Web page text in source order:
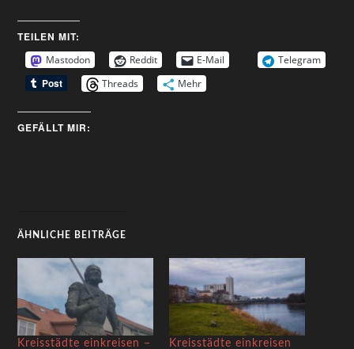
TEILEN MIT:
Mastodon Reddit E-Mail
Telegram
Threads
Mehr
GEFÄLLT MIR:
ÄHNLICHE BEITRÄGE
Kreisstädte einkreisen –
Kreisstädte einkreisen